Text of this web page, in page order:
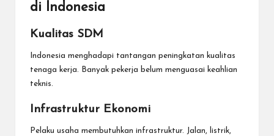
di Indonesia
Kualitas SDM
Indonesia menghadapi tantangan peningkatan kualitas
tenaga kerja. Banyak pekerja belum menguasai keahlian
teknis.
Infrastruktur Ekonomi
Pelaku usaha membutuhkan infrastruktur. Jalan, listrik,